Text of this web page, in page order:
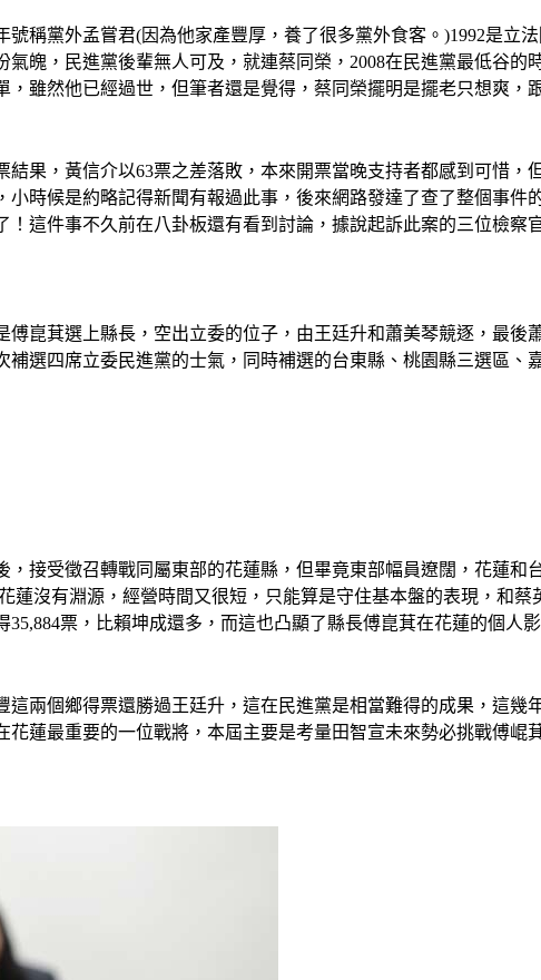
稱黨外孟嘗君(因為他家產豐厚，養了很多黨外食客。)1992是立
魄，民進黨後輩無人可及，就連蔡同榮，2008在民進黨最低谷的
雖然他已經過世，但筆者還是覺得，蔡同榮擺明是擺老只想爽，
果，黃信介以63票之差落敗，本來開票當晚支持者都感到可惜，
時候是約略記得新聞有報過此事，後來網路發達了查了整個事件
這件事不久前在八卦板還有看到討論，據說起訴此案的三位檢察
崑萁選上縣長，空出立委的位子，由王廷升和蕭美琴競逐，最後
選四席立委民進黨的士氣，同時補選的台東縣、桃園縣三選區、
接受徵召轉戰同屬東部的花蓮縣，但畢竟東部幅員遼闊，花蓮和
沒有淵源，經營時間又很短，只能算是守住基本盤的表現，和蔡
票，比賴坤成還多，而這也凸顯了縣長傅崑萁在花蓮的個人影
兩個鄉得票還勝過王廷升，這在民進黨是相當難得的成果，這幾
蓮最重要的一位戰將，本屆主要是考量田智宣未來勢必挑戰傅崐